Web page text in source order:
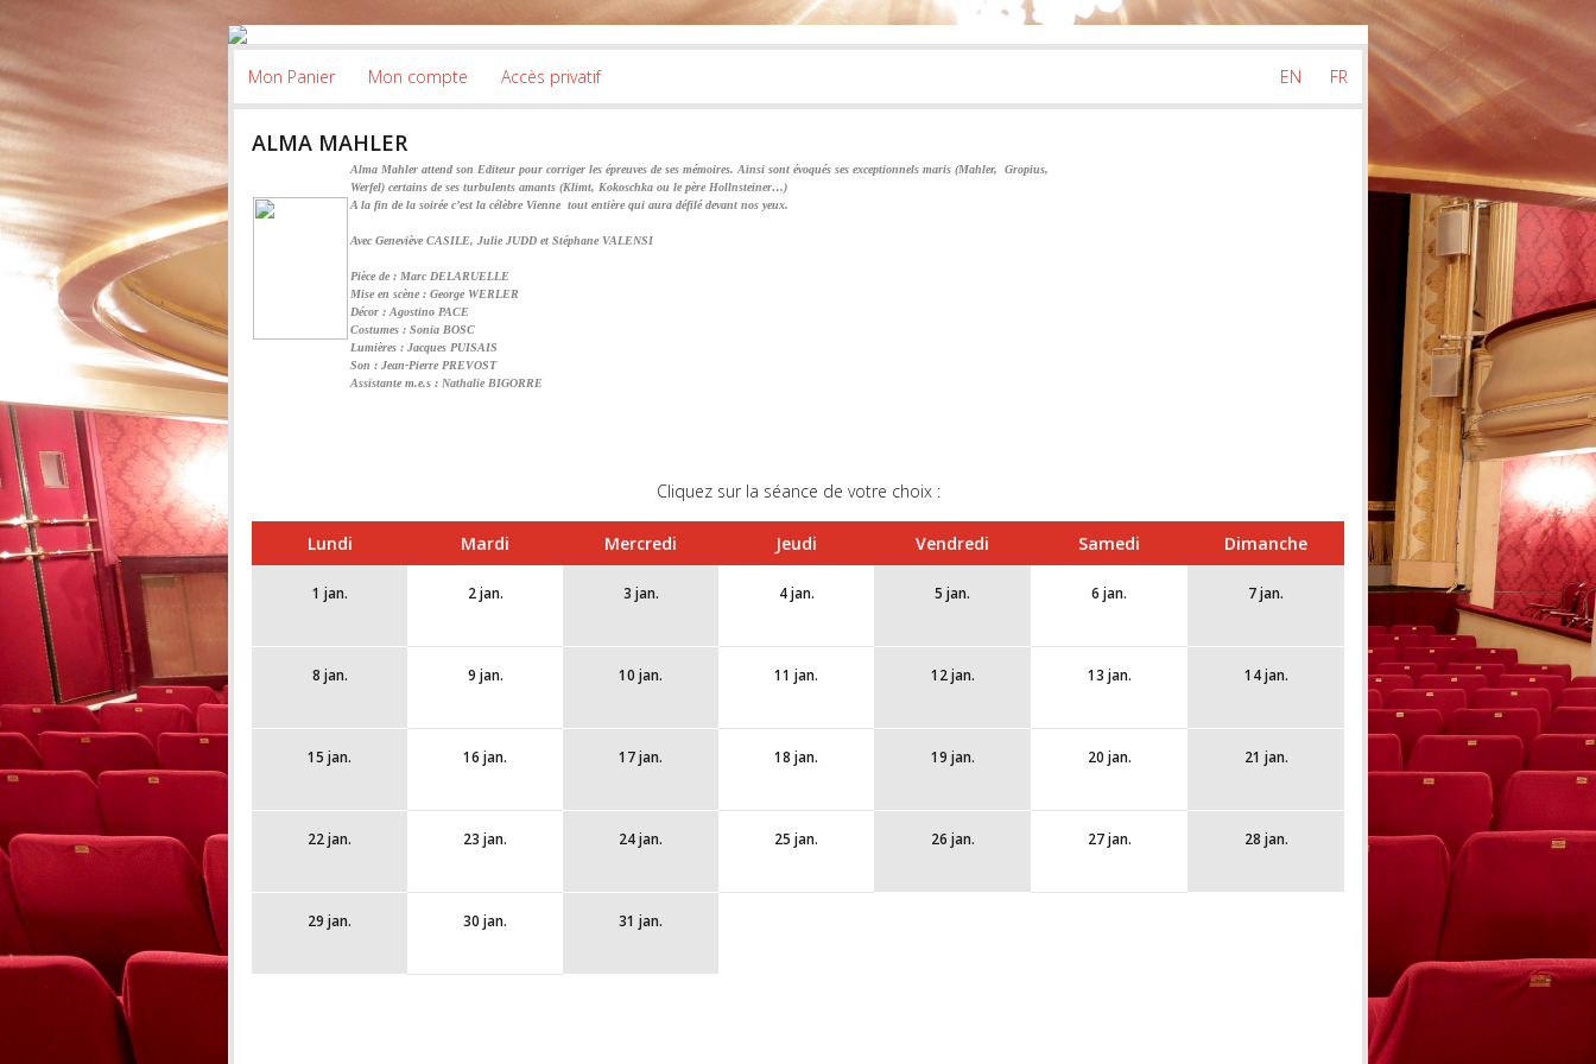
FR
EN
Mon Panier Mon compte Accès privatif
ALMA MAHLER
Alma Mahler attend son Editeur pour corriger les épreuves de ses mémoires. Ainsi sont évoqués ses exceptionnels maris (Mahler, Gropius,
Werfel) certains de ses turbulents amants (Klimt, Kokoschka ou le père Hollnsteiner…)
A la fin de la soirée c’est la célèbre Vienne tout entière qui aura défilé devant nos yeux.
Avec Geneviève CASILE, Julie JUDD et Stéphane VALENSI
Pièce de : Marc DELARUELLE
Mise en scène : George WERLER
Décor : Agostino PACE
Costumes : Sonia BOSC
Lumières : Jacques PUISAIS
Son : Jean-Pierre PREVOST
Assistante m.e.s : Nathalie BIGORRE
Cliquez sur la séance de votre choix :
Lundi Mardi Mercredi Jeudi Vendredi Samedi Dimanche
1 jan. 2 jan. 3 jan. 4 jan. 5 jan. 6 jan. 7 jan.
8 jan. 9 jan. 10 jan. 11 jan. 12 jan. 13 jan. 14 jan.
15 jan. 16 jan. 17 jan. 18 jan. 19 jan. 20 jan. 21 jan.
22 jan. 23 jan. 24 jan. 25 jan. 26 jan. 27 jan. 28 jan.
29 jan. 30 jan. 31 jan.